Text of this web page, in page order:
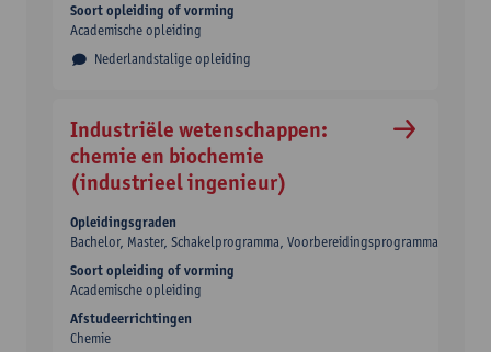
Nederlandstalige opleiding
Soort opleiding of vorming
Academische opleiding
Industriële wetenschappen:
chemie en biochemie
(industrieel ingenieur)
Opleidingsgraden
Bachelor Master Schakelprogramma Voorbereidingsprogramma
Soort opleiding of vorming
Academische opleiding
Afstudeerrichtingen
Chemie